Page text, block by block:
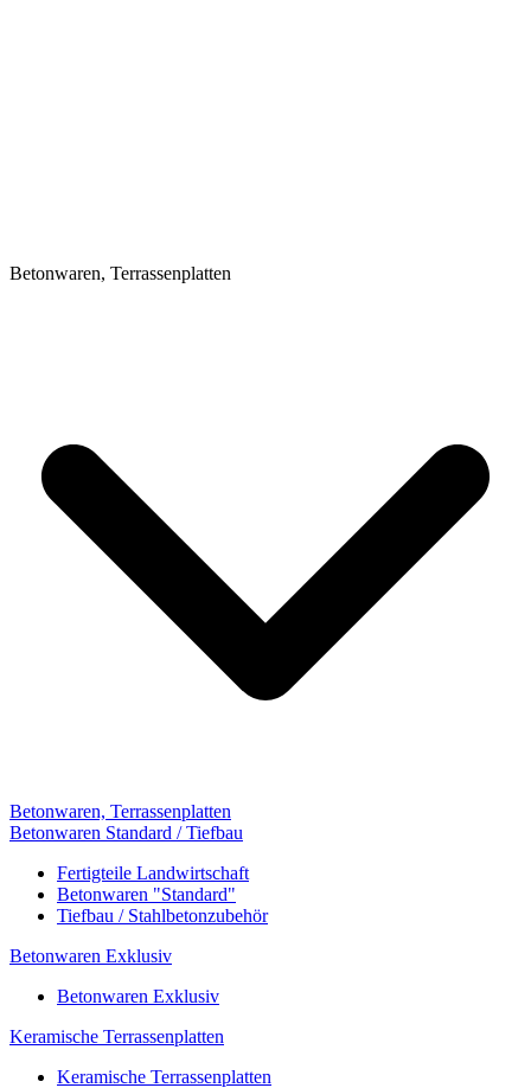
Betonwaren, Terrassenplatten
Betonwaren, Terrassenplatten
Betonwaren Standard / Tiefbau
Fertigteile Landwirtschaft
Betonwaren "Standard"
Tiefbau / Stahlbetonzubehör
Betonwaren Exklusiv
Betonwaren Exklusiv
Keramische Terrassenplatten
Keramische Terrassenplatten